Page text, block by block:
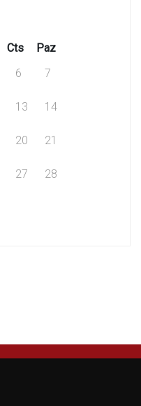
Cts
Paz
6 7
13 14
20 21
27 28